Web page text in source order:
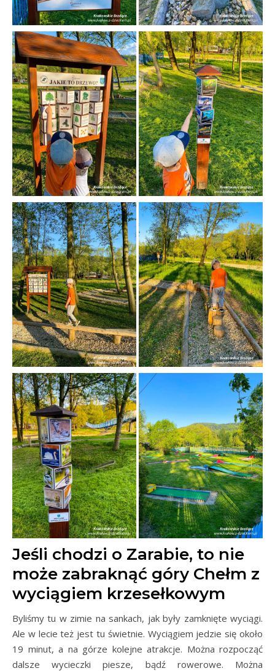
Jeśli chodzi o Zarabie, to nie
może zabraknąć góry Chełm z
wyciągiem krzesełkowym
Byliśmy tu w zimie na sankach, jak były zamknięte wyciągi.
Ale w lecie też jest tu świetnie. Wyciągiem jedzie się około
19 minut, a na górze kolejne atrakcje. Można rozpocząć
dalsze wycieczki piesze, bądź rowerowe. Można